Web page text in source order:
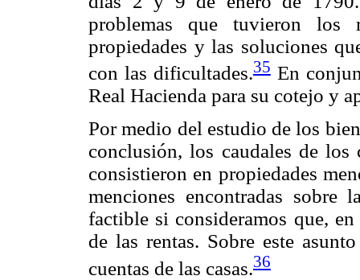
problemas que tuvieron los
propiedades y las soluciones
con las dificultades.35En
Real Hacienda para su cotejo y
Por medio del estudio de los
conclusión, los caudales de los
consistieron en propiedades
menciones encontradas
factible si consideramos que,
de las rentas. Sobre este
cuentas de las casas.36